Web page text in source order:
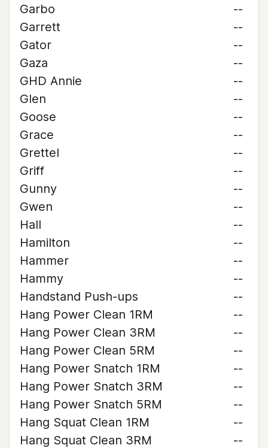
Garbo
--
Garrett
--
Gator
--
Gaza
--
GHD Annie
--
Glen
--
Goose
--
Grace
--
Grettel
--
Griff
--
Gunny
--
Gwen
--
Hall
--
Hamilton
--
Hammer
--
Hammy
--
Handstand Push-ups
--
Hang Power Clean 1RM
--
Hang Power Clean 3RM
--
Hang Power Clean 5RM
--
Hang Power Snatch 1RM
--
Hang Power Snatch 3RM
--
Hang Power Snatch 5RM
--
Hang Squat Clean 1RM
--
Hang Squat Clean 3RM
--